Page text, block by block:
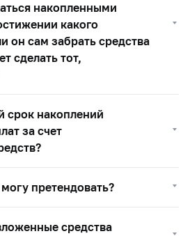
накопленными
какого
он сам забрать средства
сделать тот,
срок накоплений
за счет
претендовать?
средства